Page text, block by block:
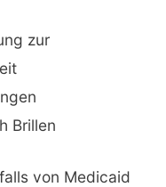
zur
Brillen
von Medicaid